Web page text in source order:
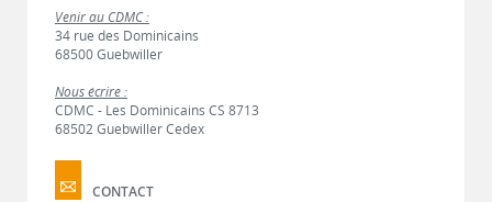
Venir au CDMC :
34 rue des Dominicains
68500 Guebwiller
Nous écrire :
CDMC - Les Dominicains CS 8713
68502 Guebwiller Cedex
CONTACT